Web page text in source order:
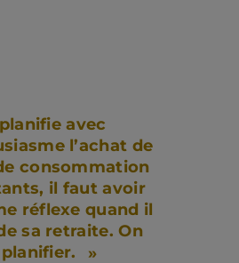
avec
l’achat de
consommation
il faut avoir
réflexe quand il
sa retraite. On